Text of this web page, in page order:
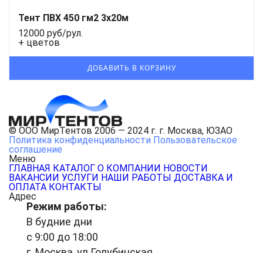
Тент ПВХ 450 гм2 3x20м
12000 руб/рул.
+ цветов
© ООО МирТентов 2006 — 2024 г. г. Москва, ЮЗАО
Политика конфиденциальности Пользовательское
соглашение
Меню
ГЛАВНАЯ КАТАЛОГ О КОМПАНИИ НОВОСТИ
ВАКАНСИИ УСЛУГИ НАШИ РАБОТЫ ДОСТАВКА И
ОПЛАТА КОНТАКТЫ
Адрес
Режим работы:
В будние дни
с 9:00 до 18:00